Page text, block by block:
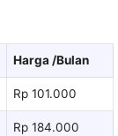
Harga /Bulan
Rp 101.000
Rp 184.000